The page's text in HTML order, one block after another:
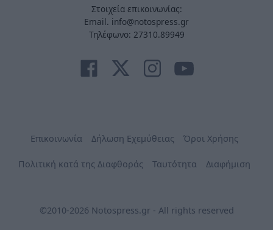
Στοιχεία επικοινωνίας:
Email. info@notospress.gr
Τηλέφωνο: 27310.89949
Επικοινωνία Δήλωση Εχεμύθειας Όροι Χρήσης
Πολιτική κατά της Διαφθοράς Ταυτότητα Διαφήμιση
©2010-2026 Notospress.gr - All rights reserved